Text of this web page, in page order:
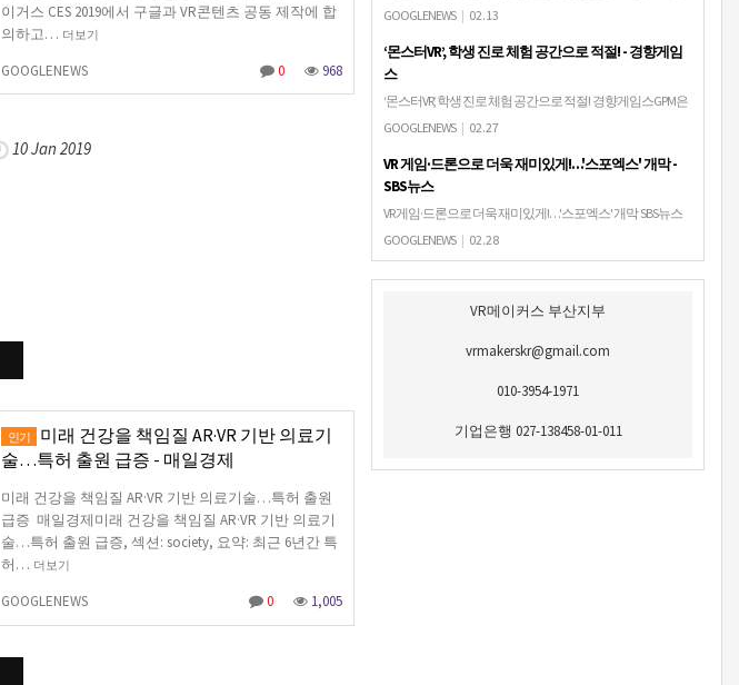
이거스 CES 2019에서 구글과 VR콘텐츠 공동 제작에 합
의하고… 더보기
GOOGLENEWS 0 968
10 Jan 2019
인기
미래 건강을 책임질 AR·VR 기반 의료기
술…특허 출원 급증 - 매일경제
미래 건강을 책임질 AR·VR 기반 의료기술…특허 출원
급증 매일경제미래 건강을 책임질 AR·VR 기반 의료기
술…특허 출원 급증, 섹션: society, 요약: 최근 6년간 특
허… 더보기
GOOGLENEWS 0 1,005
GOOGLENEWS | 02.13
‘몬스터VR’, 학생 진로 체험 공간으로 적절! - 경향게임
스
‘몬스터VR’, 학생 진로 체험 공간으로 적절! 경향게임스GPM은
V·R 테마파크 '몬스터VR' 송도점이 V·R 콘텐츠 체험 및 학생들의
GPM은 학교, 기…
GOOGLENEWS | 02.27
VR 게임·드론으로 더욱 재미있게!…'스포엑스' 개막 -
SBS뉴스
VR 게임·드론으로 더욱 재미있게!…'스포엑스' 개막 SBS뉴스
건강하고 재미있는 스포츠의 묘미를 알릴 국내 최대 스포츠
레저 산업전, '스포엑스'가 서울 코엑스에서 개막했습니다.
GOOGLENEWS | 02.28
VR메이커스 부산지부
vrmakerskr@gmail.com
010-3954-1971
기업은행 027-138458-01-011